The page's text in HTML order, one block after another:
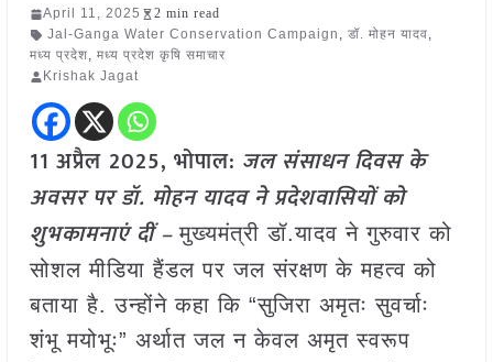
April 11, 2025
2 min read
Jal-Ganga Water Conservation Campaign , डॉ. मोहन यादव,
मध्य प्रदेश, मध्य प्रदेश कृषि समाचार
Krishak Jagat
11 अप्रैल 2025, भोपाल: जल संसाधन दिवस के
अवसर पर डॉ. मोहन यादव ने प्रदेशवासियों को
शुभकामनाएं दीं –मुख्यमंत्री डॉ.यादव ने गुरुवार को
सोशल मीडिया हैंडल पर जल संरक्षण के महत्व को
बताया है. उन्होंने कहा कि “सुजिरा अमृतः सुवर्चाः
शंभू मयोभूः” अर्थात जल न केवल अमृत स्वरूप